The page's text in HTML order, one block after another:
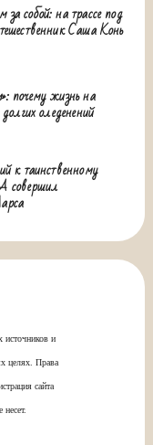
собой: на трассе под
Саша Конь
почему жизнь на
оледенений
к таинственному
совершил
источников и
целях. Права
сайта
несет.